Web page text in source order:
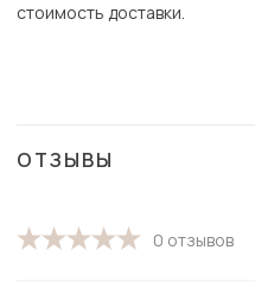
стоимость доставки.
ОТЗЫВЫ
0 отзывов